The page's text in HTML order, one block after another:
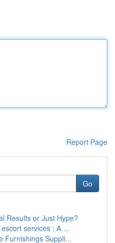
Report Page
Go
Results or Just Hype?
services : A ...
Furnishings Suppli...